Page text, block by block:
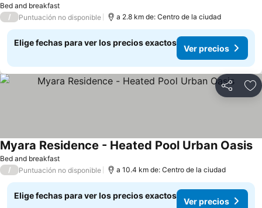
Bed and breakfast
/ Puntuación no disponible a 2.8 km de: Centro de la ciudad
Elige fechas para ver los precios exactos
Ver precios
Compartir
Bed and breakfast
Myara Residence - Heated Pool Urban Oasis
/ Puntuación no disponible a 10.4 km de: Centro de la ciudad
Elige fechas para ver los precios exactos
Ver precios